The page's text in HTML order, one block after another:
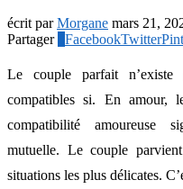
écrit parMorgane mars 21,
Partager
FacebookTwitter
Le couple parfait n’existe
compatibles si. En amour,
compatibilité amoureuse
mutuelle. Le couple
situations les plus délicates.